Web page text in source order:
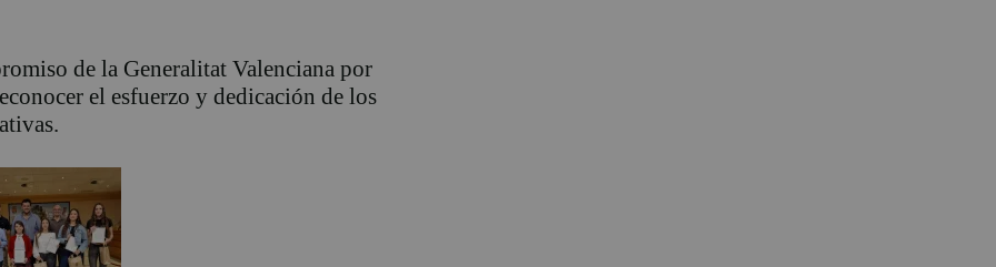
de la Generalitat Valenciana por
el esfuerzo y dedicación de los